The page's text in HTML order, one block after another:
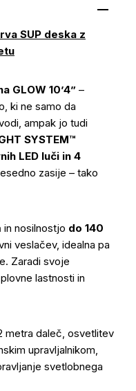
SUP deska z
GLOW 10’4” –
ki ne samo da
ampak jo tudi
SYSTEM™
LED luči in 4
zasije – tako
in nosilnostjo do 140
veslačev, idealna pa
Zaradi svoje
lastnosti in
metra daleč, osvetlitev
upravljalnikom,
svetlobnega